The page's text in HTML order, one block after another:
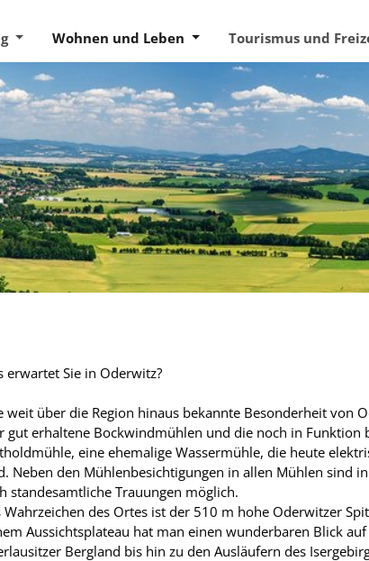
Wohnen und Leben Tourismus und
erwartet Sie in Oderwitz?
weit über die Region hinaus bekannte Besonderheit von
gut erhaltene Bockwindmühlen und die noch in Funktion
eine ehemalige Wassermühle, die heute
Neben den Mühlenbesichtigungen in allen Mühlen sind
standesamtliche Trauungen möglich.
Wahrzeichen des Ortes ist der 510 m hohe Oderwitzer
Aussichtsplateau hat man einen wunderbaren Blick auf
Bergland bis hin zu den Ausläufern des